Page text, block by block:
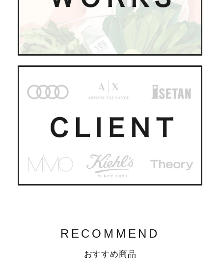
RECOMMEND
おすすめ商品